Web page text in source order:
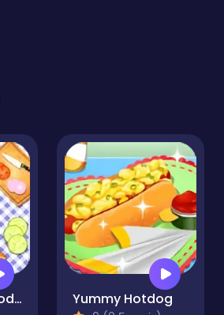
Pizza Maker food Cooking Games Yummy Hotdog